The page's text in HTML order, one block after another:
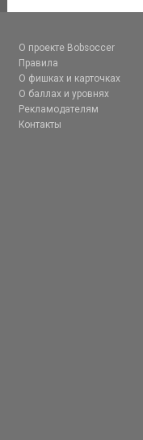
О проекте Bobsoccer
Правила
О фишках и карточках
О баллах и уровнях
Рекламодателям
Контакты